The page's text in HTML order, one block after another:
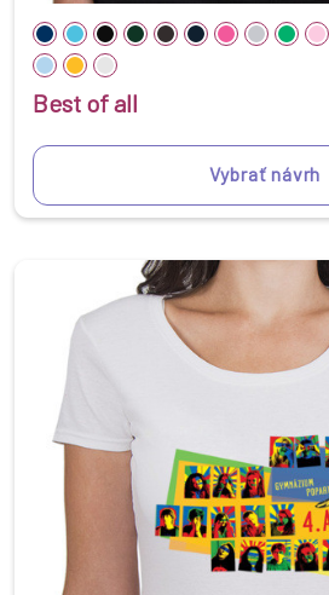
Best of all
Vybrať návrh